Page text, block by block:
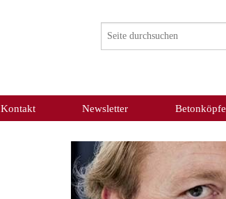
Kontakt Newsletter Betonköpfe